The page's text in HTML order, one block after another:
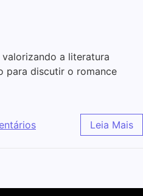
a literatura
para discutir o romance
Leia Mais